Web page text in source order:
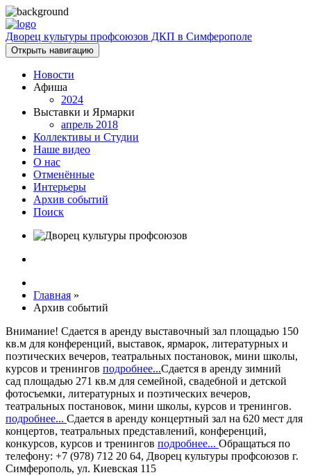
Дворец культуры профсоюзов ДКП в Симферополе
Открыть навигацию
Новости
Афиша
2024
Выставки и Ярмарки
апрель 2018
Коллективы и Студии
Наше видео
О нас
Отменённые
Интерьеры
Архив событий
Поиск
Главная »
Архив событий
Внимание! Сдается в аренду выставочный зал площадью 150
кв.м для конференций, выставок, ярмарок, литературных и
поэтических вечеров, театральных постановок, мини школы,
курсов и тренингов подробнее...Сдается в аренду зимний
сад площадью 271 кв.м для семейной, свадебной и детской
фотосъемки, литературных и поэтических вечеров,
театральных постановок, мини школы, курсов и тренингов.
подробнее... Сдается в аренду концертный зал на 620 мест для
концертов, театральных представлений, конференций,
конкурсов, курсов и тренингов подробнее... Обращаться по
телефону: +7 (978) 712 20 64, Дворец культуры профсоюзов г.
Симферополь, ул. Киевская 115